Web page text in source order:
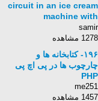
circuit in an ice cream
machine with
Danfoss components
samir
1278 مشاهده
۱۹۶- کتابخانه ها و
چارچوب ها در پی اچ پی
PHP
me251
1457 مشاهده